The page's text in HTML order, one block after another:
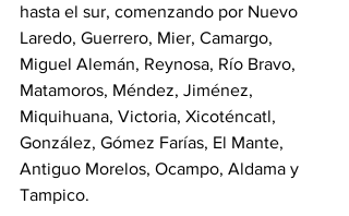
hasta el sur, comenzando por Nuevo
Laredo, Guerrero, Mier, Camargo,
Miguel Alemán, Reynosa, Río Bravo,
Matamoros, Méndez, Jiménez,
Miquihuana, Victoria, Xicoténcatl,
González, Gómez Farías, El Mante,
Antiguo Morelos, Ocampo, Aldama y
Tampico.